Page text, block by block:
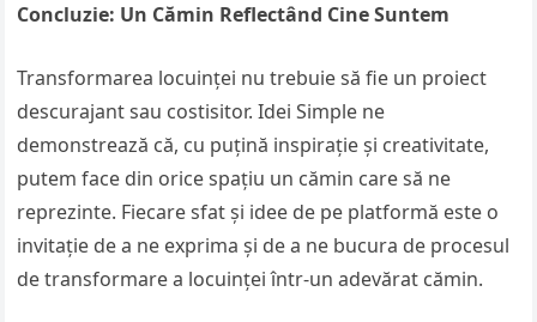
Concluzie: Un Cămin Reflectând Cine Suntem
Transformarea locuinței nu trebuie să fie un proiect
descurajant sau costisitor. Idei Simple ne
demonstrează că, cu puțină inspirație și creativitate,
putem face din orice spațiu un cămin care să ne
reprezinte. Fiecare sfat și idee de pe platformă este o
invitație de a ne exprima și de a ne bucura de procesul
de transformare a locuinței într-un adevărat cămin.